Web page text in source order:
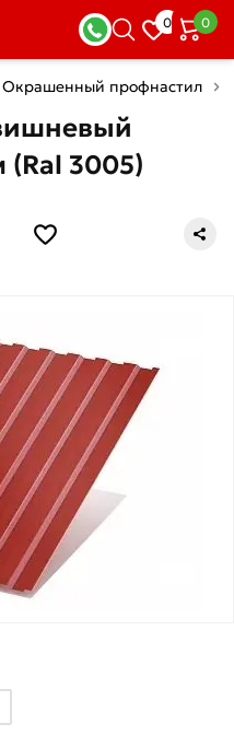
0 0
Окрашенный профнастил
(Ral 3005)